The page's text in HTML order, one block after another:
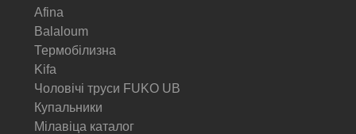
Afina
Balaloum
Термобілизна
Kifa
Чоловічі труси FUKO UB
Купальники
Мілавіца каталог